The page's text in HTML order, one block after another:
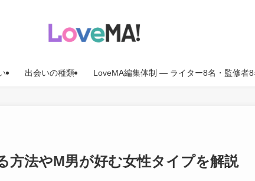
出会いの種類 LoveMA編集体制 — ライター8名・監修者
方法やM男が好む女性タイプを解説